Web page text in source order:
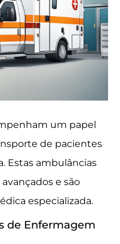
um papel
de pacientes
Estas ambulâncias
e são
especializada.
de Enfermagem